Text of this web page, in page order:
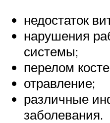
недостаток
нарушения
системы;
перелом
отравление;
различные
заболевания.